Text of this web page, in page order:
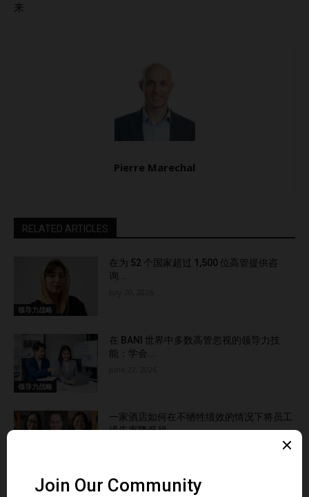
来
Pierre Marechal
RELATED ARTICLES
领导力战略
在为 52 个国家超过 1,500 位高管提供咨
询...
领导力战略
在 BANI 世界中多数高管忽视的领导力技
能：学会...
一家酒店如何在不牺牲绩效的情况下将员工
流失率降低超...